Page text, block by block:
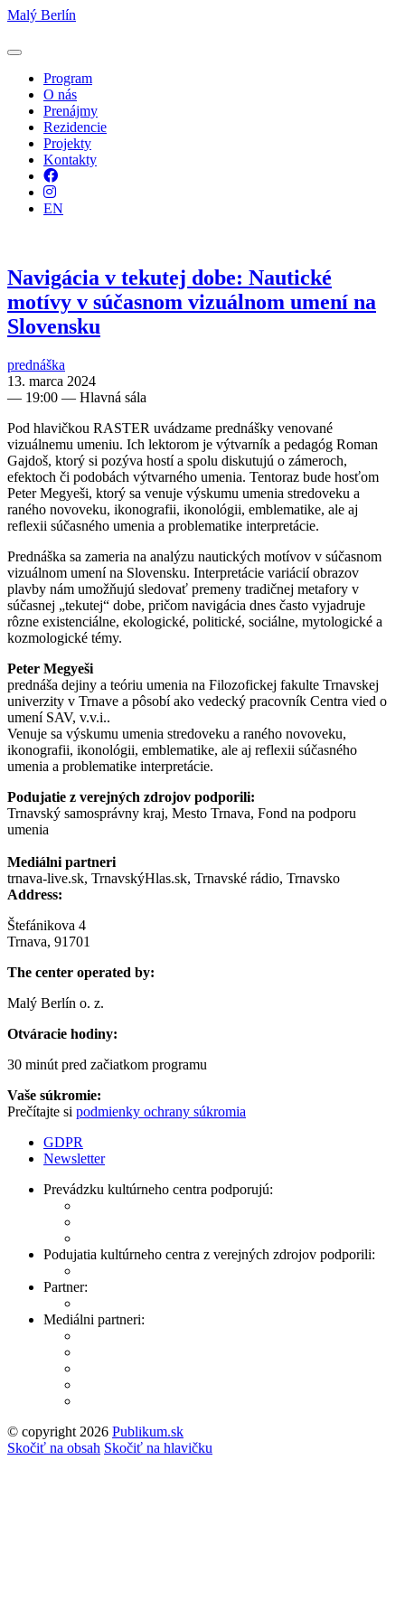
Malý Berlín
Program
O nás
Prenájmy
Rezidencie
Projekty
Kontakty
Facebook
Instagram
EN
Navigácia v tekutej dobe: Nautické
motívy v súčasnom vizuálnom umení na
Slovensku
prednáška
13. marca 2024
— 19:00 — Hlavná sála
Pod hlavičkou RASTER uvádzame prednášky venované
vizuálnemu umeniu. Ich lektorom je výtvarník a pedagóg Roman
Gajdoš, ktorý si pozýva hostí a spolu diskutujú o zámeroch,
efektoch či podobách výtvarného umenia. Tentoraz bude hosťom
Peter Megyeši, ktorý sa venuje výskumu umenia stredoveku a
raného novoveku, ikonografii, ikonológii, emblematike, ale aj
reflexii súčasného umenia a problematike interpretácie.
Prednáška sa zameria na analýzu nautických motívov v súčasnom
vizuálnom umení na Slovensku. Interpretácie variácií obrazov
plavby nám umožňujú sledovať premeny tradičnej metafory v
súčasnej „tekutej“ dobe, pričom navigácia dnes často vyjadruje
rôzne existenciálne, ekologické, politické, sociálne, mytologické a
kozmologické témy.
Peter Megyeši
prednáša dejiny a teóriu umenia na Filozofickej fakulte Trnavskej
univerzity v Trnave a pôsobí ako vedecký pracovník Centra vied o
umení SAV, v.v.i..
Venuje sa výskumu umenia stredoveku a raného novoveku,
ikonografii, ikonológii, emblematike, ale aj reflexii súčasného
umenia a problematike interpretácie.
Podujatie z verejných zdrojov podporili:
Trnavský samosprávny kraj, Mesto Trnava, Fond na podporu
umenia
Mediálni partneri
trnava-live.sk, TrnavskýHlas.sk, Trnavské rádio, Trnavsko
Address:
Štefánikova 4
Trnava, 91701
The center operated by:
Malý Berlín o. z.
Otváracie hodiny:
30 minút pred začiatkom programu
Vaše súkromie:
Prečítajte si podmienky ochrany súkromia
GDPR
Newsletter
Prevádzku kultúrneho centra podporujú:
Podujatia kultúrneho centra z verejných zdrojov podporili:
Partner:
Mediálni partneri:
© copyright 2026 Publikum.sk
Tvorba stránok: Enjoy
Skočiť na obsah Skočiť na hlavičku